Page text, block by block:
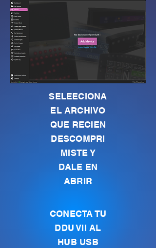
SELEECIONA
EL ARCHIVO
QUE RECIEN
DESCOMPRI
MISTE Y
DALE EN
ABRIR
CONECTA TU
DDU VII AL
HUB USB